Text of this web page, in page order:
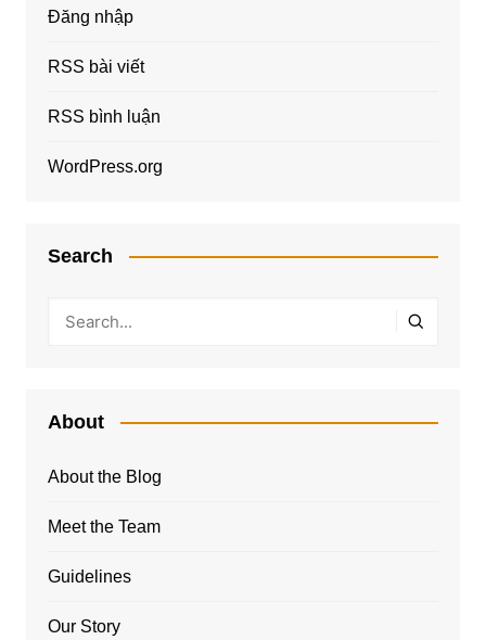
Đăng nhập
RSS bài viết
RSS bình luận
WordPress.org
Search
About
About the Blog
Meet the Team
Guidelines
Our Story